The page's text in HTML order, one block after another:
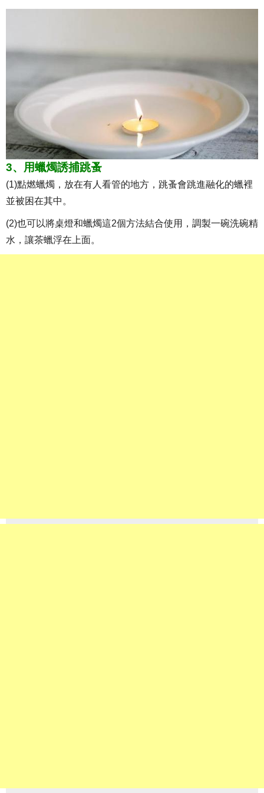
3、用蠟燭誘捕跳蚤
(1)點燃蠟燭，放在有人看管的地方，跳蚤會跳進融化的蠟裡
並被困在其中。
(2)也可以將桌燈和蠟燭這2個方法結合使用，調製一碗洗碗精
水，讓茶蠟浮在上面。